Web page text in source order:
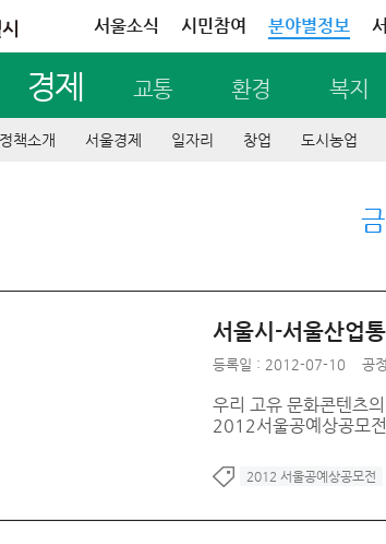
시 서울소식 시민참여 분야별정보
경제 교통 환경 복지
정책소개 서울경제 일자리 창업 도시농업
서울시-서울산업
등록일 : 2012-07-10 공
우리 고유 문화콘텐츠
2012서울공예상공모
2012 서울공예상공모전